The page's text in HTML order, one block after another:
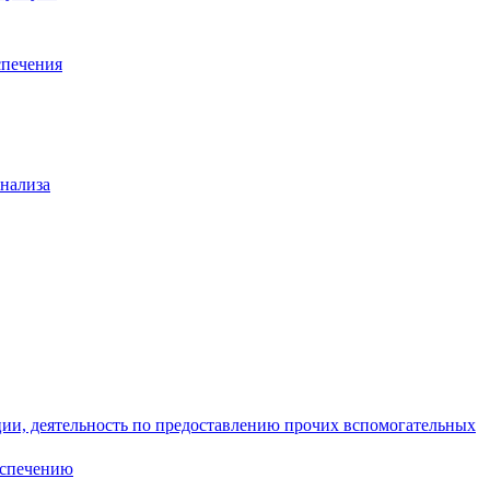
деятельность по предоставлению прочих вспомогательных